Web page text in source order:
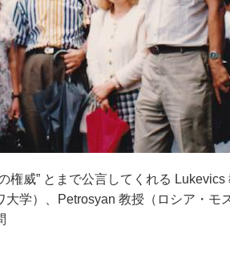
権威” とまで公言してくれる Lukevics
学）、Petrosyan 教授（ロシア・モ